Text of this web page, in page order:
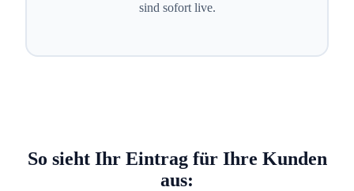
sind sofort live.
So sieht Ihr Eintrag für Ihre Kunden
aus: